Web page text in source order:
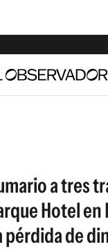
a tres
Hotel en
de